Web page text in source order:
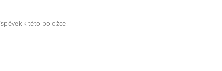
k této položce.